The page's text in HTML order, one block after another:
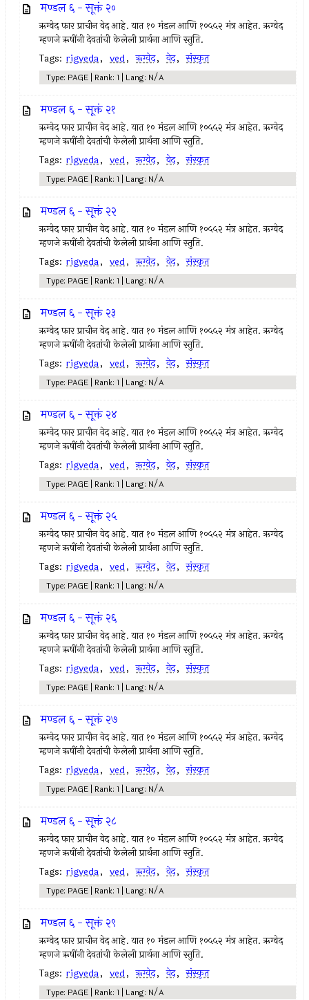
मण्डल ६ - सूक्तं २०
ऋग्वेद फार प्राचीन वेद आहे. यात १० मंडल आणि १०५५२ मंत्र आहेत. ऋग्वेद
म्हणजे ऋषींनी देवतांची केलेली प्रार्थना आणि स्तुति.
Tags: rigveda, ved, ऋग्वेद, वेद, संस्कृत
Type: PAGE | Rank: 1 | Lang: N/A
मण्डल ६ - सूक्तं २१
ऋग्वेद फार प्राचीन वेद आहे. यात १० मंडल आणि १०५५२ मंत्र आहेत. ऋग्वेद
म्हणजे ऋषींनी देवतांची केलेली प्रार्थना आणि स्तुति.
Tags: rigveda, ved, ऋग्वेद, वेद, संस्कृत
Type: PAGE | Rank: 1 | Lang: N/A
मण्डल ६ - सूक्तं २२
ऋग्वेद फार प्राचीन वेद आहे. यात १० मंडल आणि १०५५२ मंत्र आहेत. ऋग्वेद
म्हणजे ऋषींनी देवतांची केलेली प्रार्थना आणि स्तुति.
Tags: rigveda, ved, ऋग्वेद, वेद, संस्कृत
Type: PAGE | Rank: 1 | Lang: N/A
मण्डल ६ - सूक्तं २३
ऋग्वेद फार प्राचीन वेद आहे. यात १० मंडल आणि १०५५२ मंत्र आहेत. ऋग्वेद
म्हणजे ऋषींनी देवतांची केलेली प्रार्थना आणि स्तुति.
Tags: rigveda, ved, ऋग्वेद, वेद, संस्कृत
Type: PAGE | Rank: 1 | Lang: N/A
मण्डल ६ - सूक्तं २४
ऋग्वेद फार प्राचीन वेद आहे. यात १० मंडल आणि १०५५२ मंत्र आहेत. ऋग्वेद
म्हणजे ऋषींनी देवतांची केलेली प्रार्थना आणि स्तुति.
Tags: rigveda, ved, ऋग्वेद, वेद, संस्कृत
Type: PAGE | Rank: 1 | Lang: N/A
मण्डल ६ - सूक्तं २५
ऋग्वेद फार प्राचीन वेद आहे. यात १० मंडल आणि १०५५२ मंत्र आहेत. ऋग्वेद
म्हणजे ऋषींनी देवतांची केलेली प्रार्थना आणि स्तुति.
Tags: rigveda, ved, ऋग्वेद, वेद, संस्कृत
Type: PAGE | Rank: 1 | Lang: N/A
मण्डल ६ - सूक्तं २६
ऋग्वेद फार प्राचीन वेद आहे. यात १० मंडल आणि १०५५२ मंत्र आहेत. ऋग्वेद
म्हणजे ऋषींनी देवतांची केलेली प्रार्थना आणि स्तुति.
Tags: rigveda, ved, ऋग्वेद, वेद, संस्कृत
Type: PAGE | Rank: 1 | Lang: N/A
मण्डल ६ - सूक्तं २७
ऋग्वेद फार प्राचीन वेद आहे. यात १० मंडल आणि १०५५२ मंत्र आहेत. ऋग्वेद
म्हणजे ऋषींनी देवतांची केलेली प्रार्थना आणि स्तुति.
Tags: rigveda, ved, ऋग्वेद, वेद, संस्कृत
Type: PAGE | Rank: 1 | Lang: N/A
मण्डल ६ - सूक्तं २८
ऋग्वेद फार प्राचीन वेद आहे. यात १० मंडल आणि १०५५२ मंत्र आहेत. ऋग्वेद
म्हणजे ऋषींनी देवतांची केलेली प्रार्थना आणि स्तुति.
Tags: rigveda, ved, ऋग्वेद, वेद, संस्कृत
Type: PAGE | Rank: 1 | Lang: N/A
मण्डल ६ - सूक्तं २९
ऋग्वेद फार प्राचीन वेद आहे. यात १० मंडल आणि १०५५२ मंत्र आहेत. ऋग्वेद
म्हणजे ऋषींनी देवतांची केलेली प्रार्थना आणि स्तुति.
Tags: rigveda, ved, ऋग्वेद, वेद, संस्कृत
Type: PAGE | Rank: 1 | Lang: N/A